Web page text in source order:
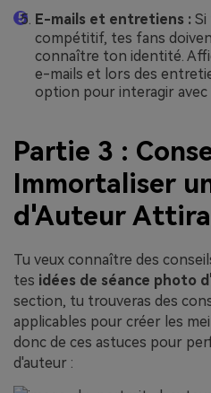
E-mails et entretiens : Si
compétitif, tes fans
connaître ton identité.
e-mails et lors des
option pour interagir avec
Partie 3 :
Immortaliser
d'Auteur
Tu veux connaître des
tes idées de séance photo
section, tu trouveras des
applicables pour créer les
donc de ces astuces pour
d'auteur :